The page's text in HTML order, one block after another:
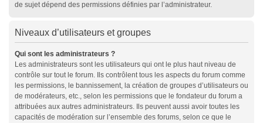
de sujet dépend des permissions définies par l’administrateur.
Niveaux d’utilisateurs et groupes
Qui sont les administrateurs ?
Les administrateurs sont les utilisateurs qui ont le plus haut niveau de
contrôle sur tout le forum. Ils contrôlent tous les aspects du forum comme
les permissions, le bannissement, la création de groupes d’utilisateurs ou
de modérateurs, etc., selon les permissions que le fondateur du forum a
attribuées aux autres administrateurs. Ils peuvent aussi avoir toutes les
capacités de modération sur l’ensemble des forums, selon ce que le